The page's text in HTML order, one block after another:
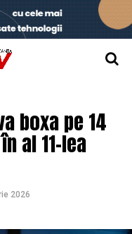
boxa pe 14
al 11-lea
2026